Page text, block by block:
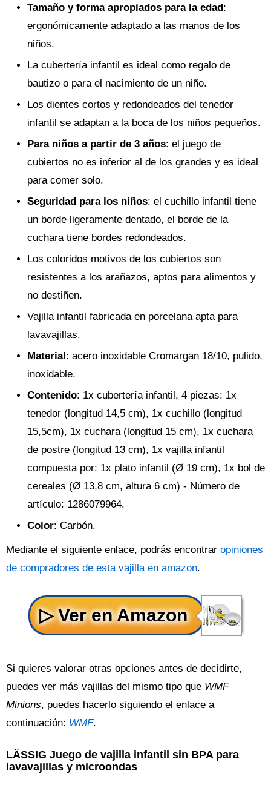
Tamaño y forma apropiados para la edad:
ergonómicamente adaptado a las manos de los
niños.
La cubertería infantil es ideal como regalo de
bautizo o para el nacimiento de un niño.
Los dientes cortos y redondeados del tenedor
infantil se adaptan a la boca de los niños pequeños.
Para niños a partir de 3 años: el juego de
cubiertos no es inferior al de los grandes y es ideal
para comer solo.
Seguridad para los niños: el cuchillo infantil tiene
un borde ligeramente dentado, el borde de la
cuchara tiene bordes redondeados.
Los coloridos motivos de los cubiertos son
resistentes a los arañazos, aptos para alimentos y
no destiñen.
Vajilla infantil fabricada en porcelana apta para
lavavajillas.
Material: acero inoxidable Cromargan 18/10, pulido,
inoxidable.
Contenido: 1x cubertería infantil, 4 piezas: 1x
tenedor (longitud 14,5 cm), 1x cuchillo (longitud
15,5cm), 1x cuchara (longitud 15 cm), 1x cuchara
de postre (longitud 13 cm), 1x vajilla infantil
compuesta por: 1x plato infantil (Ø 19 cm), 1x bol de
cereales (Ø 13,8 cm, altura 6 cm) - Número de
artículo: 1286079964.
Color: Carbón.
Mediante el siguiente enlace, podrás encontrar opiniones
de compradores de esta vajilla en amazon.
Si quieres valorar otras opciones antes de decidirte,
puedes ver más vajillas del mismo tipo que WMF
Minions, puedes hacerlo siguiendo el enlace a
continuación: WMF.
LÄSSIG Juego de vajilla infantil sin BPA para
lavavajillas y microondas